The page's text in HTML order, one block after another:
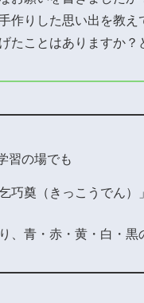
作りした思い出を教え
たことはありますか？
習の場でも
巧奠（きっこうでん
、青・赤・黄・白・黒